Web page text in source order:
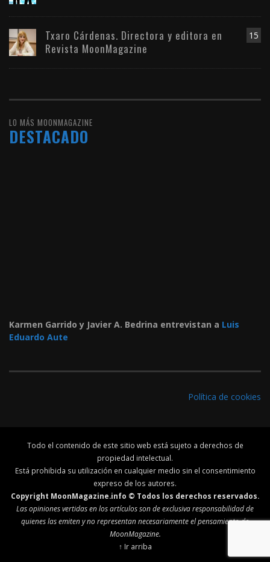
15
Txaro Cárdenas. Directora y editora en
Revista MoonMagazine
LO MÁS MOONMAGAZINE
DESTACADO
Karmen Garrido y Javier A. Bedrina entrevistan a Luis
Eduardo Aute
Política de cookies
Todo el contenido de este sitio web está sujeto a derechos de
propiedad intelectual.
Está prohibida su utilización en cualquier medio sin el consentimiento
expreso de los autores.
Copyright MoonMagazine.info © Todos los derechos reservados.
Las opiniones vertidas en los artículos son de exclusiva responsabilidad de
quienes las emiten y no representan necesariamente el pensamiento de
MoonMagazine.
↑ Ir arriba